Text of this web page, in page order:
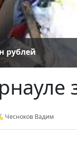
рублей
Чесноков Вадим